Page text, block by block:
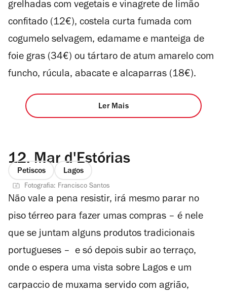
grelhadas com vegetais e vinagrete de limão
confitado (12€), costela curta fumada com
cogumelo selvagem, edamame e manteiga de
foie gras (34€) ou tártaro de atum amarelo com
funcho, rúcula, abacate e alcaparras (18€).
Ler Mais
12. Mar d'Estórias
Petiscos Lagos
Fotografia: Francisco Santos
Não vale a pena resistir, irá mesmo parar no
piso térreo para fazer umas compras – é nele
que se juntam alguns produtos tradicionais
portugueses – e só depois subir ao terraço,
onde o espera uma vista sobre Lagos e um
carpaccio de muxama servido com agrião,